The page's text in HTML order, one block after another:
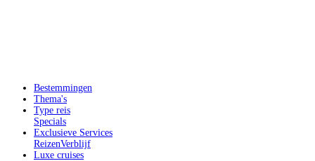
Bestemmingen
Thema's
Type reis
Specials
Exclusieve Services
ReizenVerblijf
Luxe cruises